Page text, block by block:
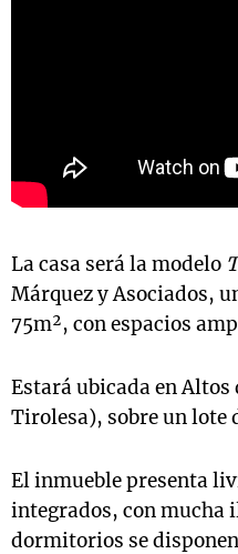
La casa será la modelo
Márquez y Asociados,
75m², con espacios
Estará ubicada en Altos
Tirolesa), sobre un lote
El inmueble presenta
integrados, con mucha
dormitorios se